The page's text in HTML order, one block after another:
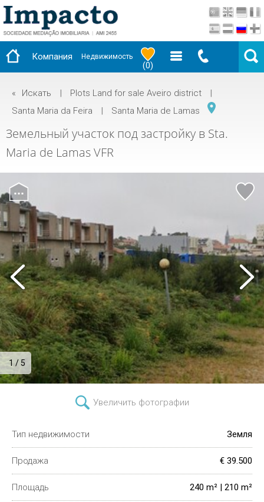
Компания Недвижимость
(0)
« Искать | Plots Land for sale Aveiro district
|
Santa Maria da Feira
| Santa Maria de Lamas
Земельный участок под застройку в Sta.
Maria de Lamas VFR
1 / 5
Увеличить фотографии
Тип недвижимости Земля
Продажа € 39.500
Площадь 240 m² | 210 m²